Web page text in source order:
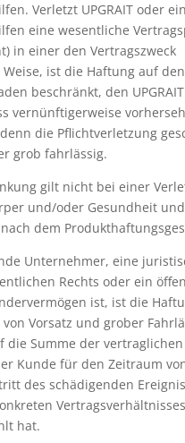
Verletzt UPGRAIT oder
eine wesentliche
in einer den Vertragszweck
ist die Haftung auf den
beschränkt, den
vernünftigerweise
die Pflichtverletzung
grob fahrlässig.
gilt nicht bei einer
und/oder Gesundheit
dem
Unternehmer, eine
Rechts oder ein
ist, ist die
Vorsatz und grober
die Summe der vertraglichen
Kunde für den Zeitraum
des schädigenden
hat.